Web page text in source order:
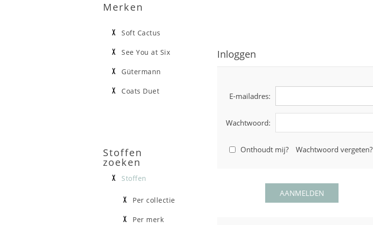
Inloggen
E-mailadres:
Wachtwoord:
Onthoudt mij? Wachtwoord vergeten?
Merken
Soft Cactus
See You at Six
Gütermann
Coats Duet
Stoffen
zoeken
Stoffen
Per collectie
Per merk